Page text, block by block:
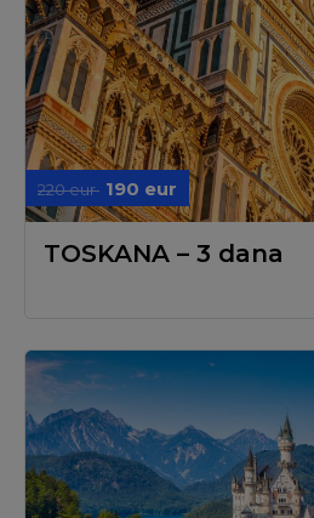
220 eur 190 eur
TOSKANA – 3 dana